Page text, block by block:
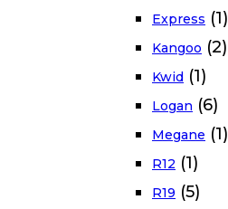
Express (1)
Kangoo (2)
Kwid (1)
Logan (6)
Megane (1)
R12 (1)
R19 (5)